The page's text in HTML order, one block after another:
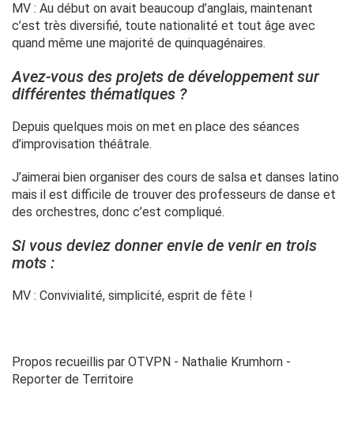
MV : Au début on avait beaucoup d’anglais, maintenant
c’est très diversifié, toute nationalité et tout âge avec
quand même une majorité de quinquagénaires.
Avez-vous des projets de développement sur
différentes thématiques ?
Depuis quelques mois on met en place des séances
d’improvisation théâtrale.
J’aimerai bien organiser des cours de salsa et danses latino
mais il est difficile de trouver des professeurs de danse et
des orchestres, donc c’est compliqué.
Si vous deviez donner envie de venir en trois
mots :
MV : Convivialité, simplicité, esprit de fête !
Propos recueillis par OTVPN - Nathalie Krumhorn -
Reporter de Territoire